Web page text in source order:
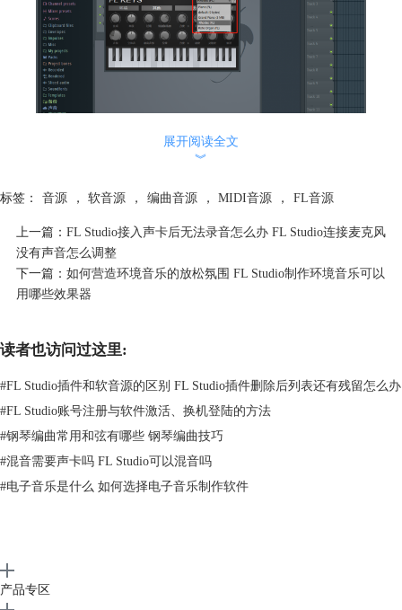
图1 FL KEYS
数种音源。除此之外，FL还集合了多种打击乐器的音色采样，比如经典
样的风格，总能搭配出一款你想要的鼓机音色。
图2 FPC 鼓机
展开阅读全文
︾
标签： 音源 ， 软音源 ， 编曲音源 ， MIDI音源 ， FL音源
上一篇： FL Studio接入声卡后无法录音怎么办 FL Studio连接麦克风
没有声音怎么调整
下一篇： 如何营造环境音乐的放松氛围 FL Studio制作环境音乐可以
用哪些效果器
读者也访问过这里:
#FL Studio插件和软音源的区别 FL Studio插件删除后列表还有残留怎么办
#FL Studio账号注册与软件激活、换机登陆的方法
#钢琴编曲常用和弦有哪些 钢琴编曲技巧
#混音需要声卡吗 FL Studio可以混音吗
#电子音乐是什么 如何选择电子音乐制作软件
产品专区